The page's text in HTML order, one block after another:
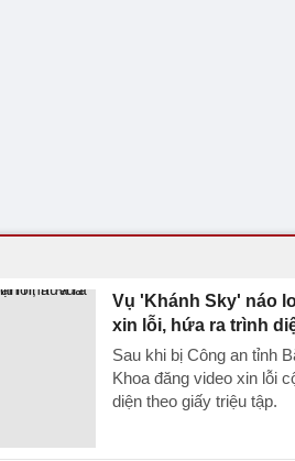
Vụ 'Khánh Sky' náo
xin lỗi, hứa ra trình
Sau khi bị Công an tỉnh
Khoa đăng video xin lỗi
diện theo giấy triệu tập.